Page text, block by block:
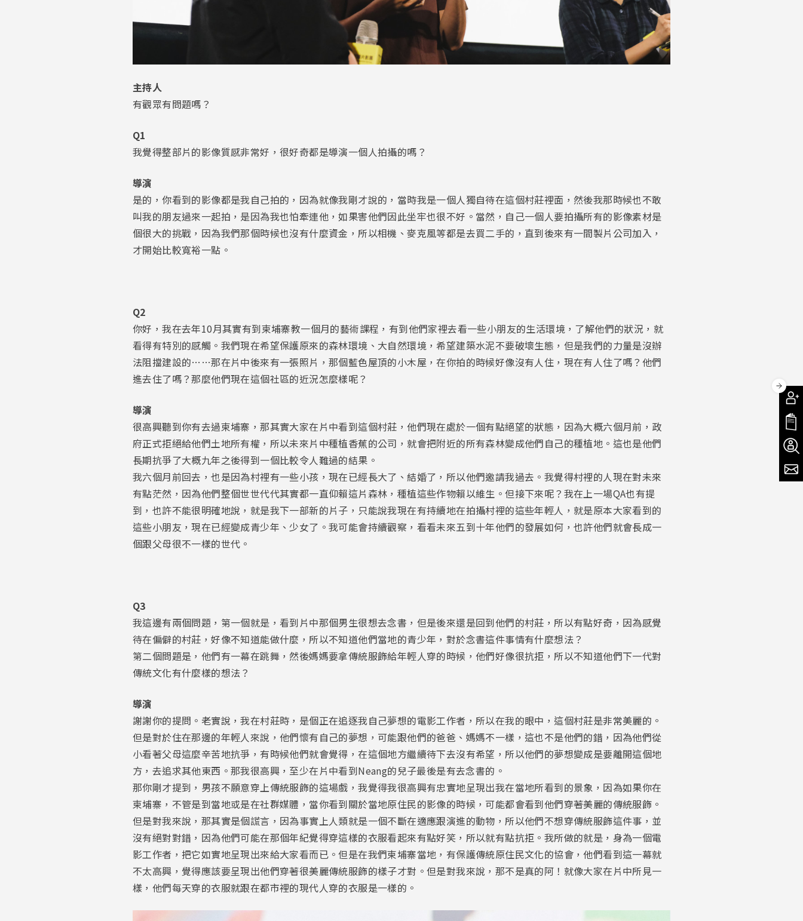
主持人
有觀眾有問題嗎？
Q1
我覺得整部片的影像質感非常好，很好奇都是導演一個人拍攝的嗎？
導演
是的，你看到的影像都是我自己拍的，因為就像我剛才說的，當時我是一個人獨自待在這個村莊裡面，然後我那時候也不敢
叫我的朋友過來一起拍，是因為我也怕牽連他，如果害他們因此坐牢也很不好。當然，自己一個人要拍攝所有的影像素材是
個很大的挑戰，因為我們那個時候也沒有什麼資金，所以相機、麥克風等都是去買二手的，直到後來有一間製片公司加入，
才開始比較寬裕一點。
Q2
你好，我在去年10月其實有到柬埔寨教一個月的藝術課程，有到他們家裡去看一些小朋友的生活環境，了解他們的狀況，就
看得有特別的感觸。我們現在希望保護原來的森林環境、大自然環境，希望建築水泥不要破壞生態，但是我們的力量是沒辦
法阻擋建設的……那在片中後來有一張照片，那個藍色屋頂的小木屋，在你拍的時候好像沒有人住，現在有人住了嗎？他們
進去住了嗎？那麼他們現在這個社區的近況怎麼樣呢？
導演
很高興聽到你有去過柬埔寨，那其實大家在片中看到這個村莊，他們現在處於一個有點絕望的狀態，因為大概六個月前，政
府正式拒絕給他們土地所有權，所以未來片中種植香蕉的公司，就會把附近的所有森林變成他們自己的種植地。這也是他們
長期抗爭了大概九年之後得到一個比較令人難過的結果。
我六個月前回去，也是因為村裡有一些小孩，現在已經長大了、結婚了，所以他們邀請我過去。我覺得村裡的人現在對未來
有點茫然，因為他們整個世世代代其實都一直仰賴這片森林，種植這些作物賴以維生。但接下來呢？我在上一場QA也有提
到，也許不能很明確地說，就是我下一部新的片子，只能說我現在有持續地在拍攝村裡的這些年輕人，就是原本大家看到的
這些小朋友，現在已經變成青少年、少女了。我可能會持續觀察，看看未來五到十年他們的發展如何，也許他們就會長成一
個跟父母很不一樣的世代。
Q3
我這邊有兩個問題，第一個就是，看到片中那個男生很想去念書，但是後來還是回到他們的村莊，所以有點好奇，因為感覺
待在偏僻的村莊，好像不知道能做什麼，所以不知道他們當地的青少年，對於念書這件事情有什麼想法？
第二個問題是，他們有一幕在跳舞，然後媽媽要拿傳統服飾給年輕人穿的時候，他們好像很抗拒，所以不知道他們下一代對
傳統文化有什麼樣的想法？
導演
謝謝你的提問。老實說，我在村莊時，是個正在追逐我自己夢想的電影工作者，所以在我的眼中，這個村莊是非常美麗的。
但是對於住在那邊的年輕人來說，他們懷有自己的夢想，可能跟他們的爸爸、媽媽不一樣，這也不是他們的錯，因為他們從
小看著父母這麼辛苦地抗爭，有時候他們就會覺得，在這個地方繼續待下去沒有希望，所以他們的夢想變成是要離開這個地
方，去追求其他東西。那我很高興，至少在片中看到Neang的兒子最後是有去念書的。
那你剛才提到，男孩不願意穿上傳統服飾的這場戲，我覺得我很高興有忠實地呈現出我在當地所看到的景象，因為如果你在
柬埔寨，不管是到當地或是在社群媒體，當你看到關於當地原住民的影像的時候，可能都會看到他們穿著美麗的傳統服飾。
但是對我來說，那其實是個謊言，因為事實上人類就是一個不斷在適應跟演進的動物，所以他們不想穿傳統服飾這件事，並
沒有絕對對錯，因為他們可能在那個年紀覺得穿這樣的衣服看起來有點好笑，所以就有點抗拒。我所做的就是，身為一個電
影工作者，把它如實地呈現出來給大家看而已。但是在我們柬埔寨當地，有保護傳統原住民文化的協會，他們看到這一幕就
不太高興，覺得應該要呈現出他們穿著很美麗傳統服飾的樣子才對。但是對我來說，那不是真的阿！就像大家在片中所見一
樣，他們每天穿的衣服就跟在都市裡的現代人穿的衣服是一樣的。